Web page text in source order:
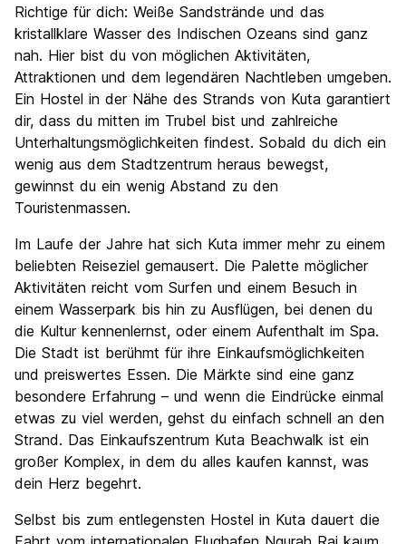
Richtige für dich: Weiße Sandstrände und das
kristallklare Wasser des Indischen Ozeans sind ganz
nah. Hier bist du von möglichen Aktivitäten,
Attraktionen und dem legendären Nachtleben umgeben.
Ein Hostel in der Nähe des Strands von Kuta garantiert
dir, dass du mitten im Trubel bist und zahlreiche
Unterhaltungsmöglichkeiten findest. Sobald du dich ein
wenig aus dem Stadtzentrum heraus bewegst,
gewinnst du ein wenig Abstand zu den
Touristenmassen.
Im Laufe der Jahre hat sich Kuta immer mehr zu einem
beliebten Reiseziel gemausert. Die Palette möglicher
Aktivitäten reicht vom Surfen und einem Besuch in
einem Wasserpark bis hin zu Ausflügen, bei denen du
die Kultur kennenlernst, oder einem Aufenthalt im Spa.
Die Stadt ist berühmt für ihre Einkaufsmöglichkeiten
und preiswertes Essen. Die Märkte sind eine ganz
besondere Erfahrung – und wenn die Eindrücke einmal
etwas zu viel werden, gehst du einfach schnell an den
Strand. Das Einkaufszentrum Kuta Beachwalk ist ein
großer Komplex, in dem du alles kaufen kannst, was
dein Herz begehrt.
Selbst bis zum entlegensten Hostel in Kuta dauert die